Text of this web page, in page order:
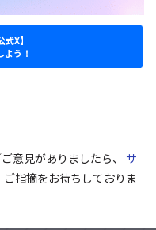
X】
よう！
意見がありましたら、 サ
指摘をお待ちしておりま